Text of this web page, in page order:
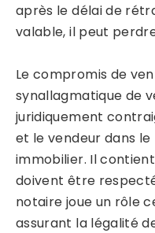
après le délai de
valable, il peut
Le compromis de
synallagmatique de
juridiquement
et le vendeur dans
immobilier. Il
doivent être
notaire joue un rôle
assurant la légalité